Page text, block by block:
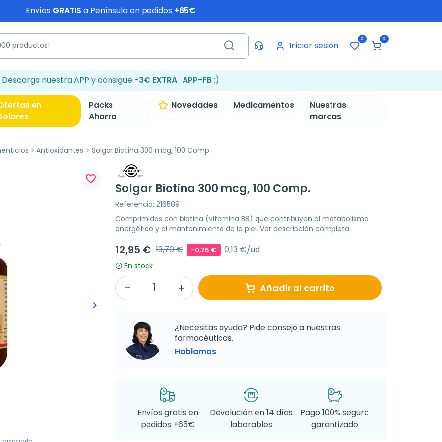
Envíos GRATIS a Península en pedidos +65€
Iniciar sesión
0 0
Descarga nuestra APP y consigue -3€ EXTRA: APP-FB;)
en
Packs
Ahorro
Novedades Medicamentos
Nuestras
marcas
Antioxidantes Solgar Biotina 300 mcg, 100 Comp.
Siguiente
keyboard_arrow_right
favorite_border
Solgar Biotina 300 mcg, 100 Comp.
Referencia: 216589
Comprimidos con biotina (vitamina B8) que contribuyen al metabolismo
energético y al mantenimiento de la piel. Ver descripción completa
12,95 € 13,70 € -0,75 € 0,13 €/ud
En stock
Añadir al carrito
¿Necesitas ayuda? Pide consejo a nuestras
farmacéuticas.
Hablamos
Envíos gratis en
pedidos +65€
Devolución en 14 días
laborables
Pago 100% seguro
garantizado